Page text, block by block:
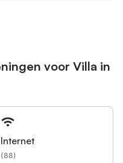
voor Villa in
Internet
(88)